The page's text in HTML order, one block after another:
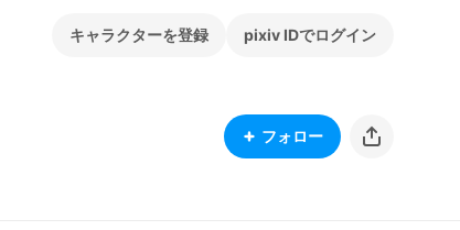
キャラクターを登録 pixiv IDでログイン
フォロー